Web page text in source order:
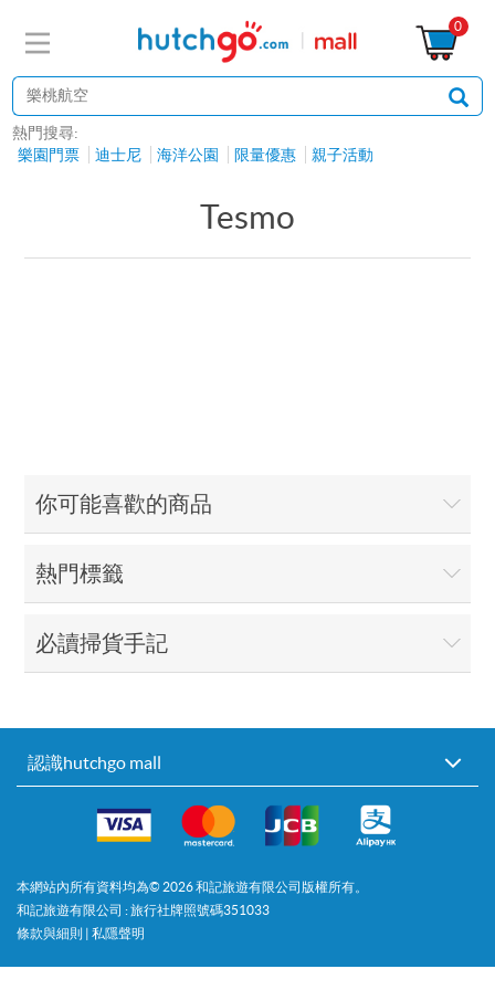
0
熱門搜尋:
樂園門票
迪士尼 海洋公園 限量優惠 親子活動
Tesmo
你可能喜歡的商品
熱門標籤
必讀掃貨手記
認識hutchgo mall
本網站內所有資料均為© 2026和記旅遊有限公司版權所有。
和記旅遊有限公司 : 旅行社牌照號碼351033
條款與細則 | 私隱聲明